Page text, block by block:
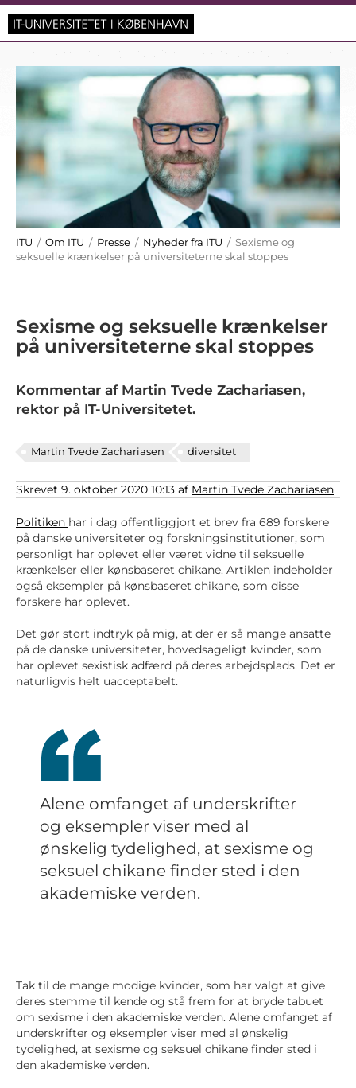
ITU / Om ITU / Presse / Nyheder fra ITU / Sexisme og
seksuelle krænkelser på universiteterne skal stoppes
Sexisme og seksuelle krænkelser
på universiteterne skal stoppes
Kommentar af Martin Tvede Zachariasen,
rektor på IT-Universitetet.
Martin Tvede Zachariasen diversitet
Skrevet 9. oktober 2020 10:13 af Martin Tvede Zachariasen
Politiken har i dag offentliggjort et brev fra 689 forskere
på danske universiteter og forskningsinstitutioner, som
personligt har oplevet eller været vidne til seksuelle
krænkelser eller kønsbaseret chikane. Artiklen indeholder
også eksempler på kønsbaseret chikane, som disse
forskere har oplevet.
Det gør stort indtryk på mig, at der er så mange ansatte
på de danske universiteter, hovedsageligt kvinder, som
har oplevet sexistisk adfærd på deres arbejdsplads. Det er
naturligvis helt uacceptabelt.
Alene omfanget af underskrifter
og eksempler viser med al
ønskelig tydelighed, at sexisme og
seksuel chikane finder sted i den
akademiske verden.
Tak til de mange modige kvinder, som har valgt at give
deres stemme til kende og stå frem for at bryde tabuet
om sexisme i den akademiske verden. Alene omfanget af
underskrifter og eksempler viser med al ønskelig
tydelighed, at sexisme og seksuel chikane finder sted i
den akademiske verden.